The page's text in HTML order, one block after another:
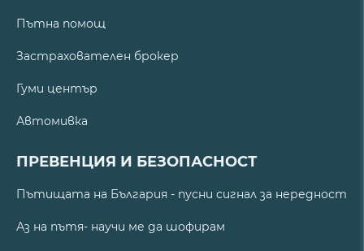
Пътна помощ
Застрахователен брокер
Гуми център
Автомивка
ПРЕВЕНЦИЯ И БЕЗОПАСНОСТ
Пътищата на България - пусни сигнал за нередност
Аз на пътя- научи ме да шофирам